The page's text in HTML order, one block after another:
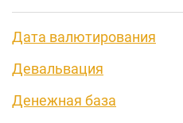
Дата валютирования
Девальвация
Денежная база